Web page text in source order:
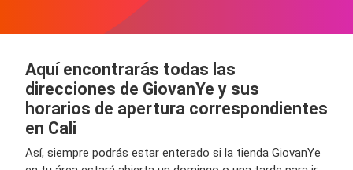
Aquí encontrarás todas las
direcciones de GiovanYe y sus
horarios de apertura correspondientes
en Cali
Así, siempre podrás estar enterado si la tienda GiovanYe